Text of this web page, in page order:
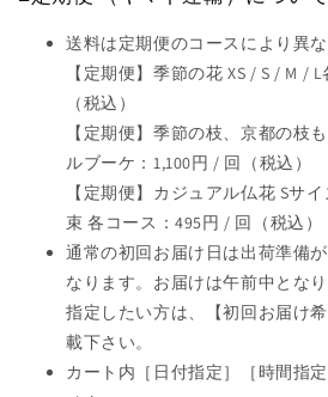
送料は定期便のコースにより異な
【定期便】季節の花 XS / S / M /
（税込）
【定期便】季節の枝、京都の枝
ルブーケ：1,100円 / 回（税込）
【定期便】カジュアル仏花 Sサ
束 各コース：495円 / 回（税込）
通常の初回お届け日は出荷準備
なります。お届けは午前中とな
指定したい方は、【初回お届け
載下さい。
カート内［日付指定］［時間指